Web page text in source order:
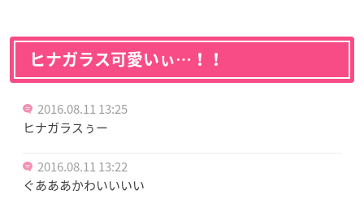
ヒナガラス可愛いぃ…！！
2016.08.11 13:25
ヒナガラスぅー
2016.08.11 13:22
ぐあああかわいいいい